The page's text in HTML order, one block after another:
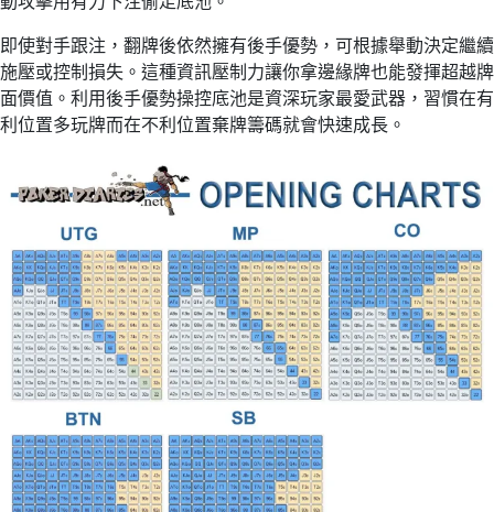
即使對手跟注，翻牌後依然擁有後手優勢，可根據舉動決定繼續
施壓或控制損失。這種資訊壓制力讓你拿邊緣牌也能發揮超越牌
面價值。利用後手優勢操控底池是資深玩家最愛武器，習慣在有
利位置多玩牌而在不利位置棄牌籌碼就會快速成長。